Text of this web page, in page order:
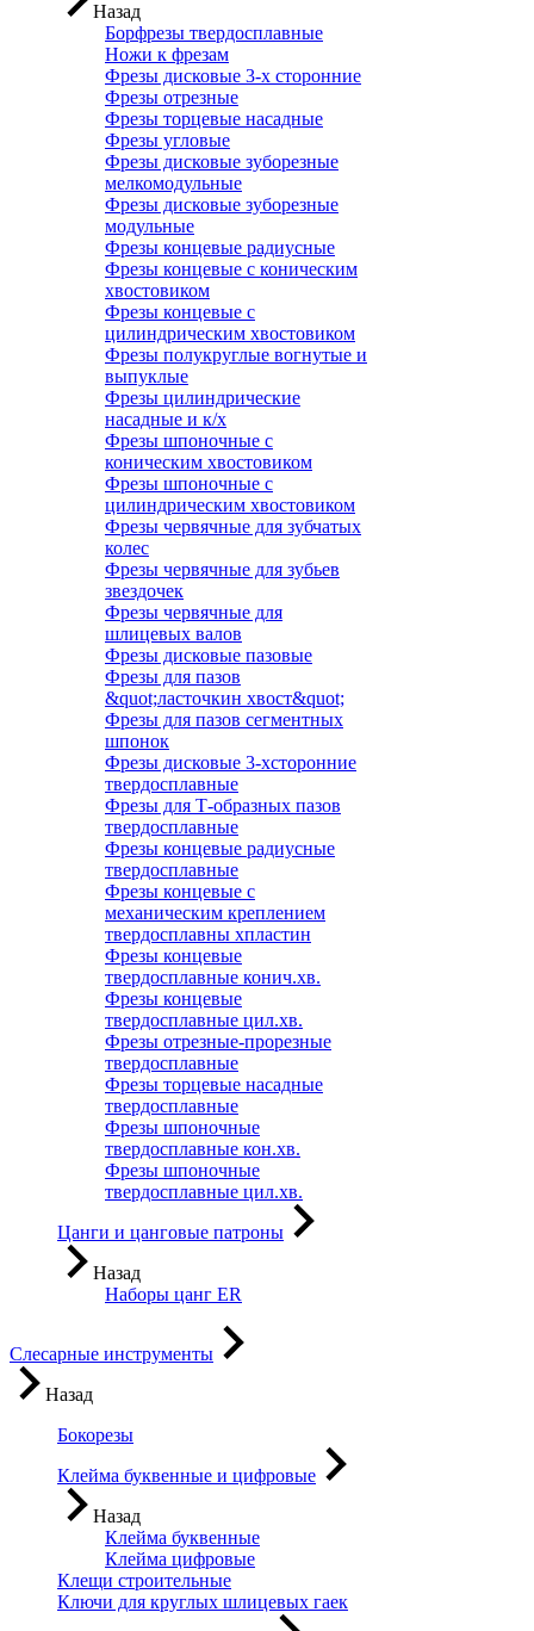
Назад
Борфрезы твердосплавные
Ножи к фрезам
Фрезы дисковые 3-х сторонние
Фрезы отрезные
Фрезы торцевые насадные
Фрезы угловые
Фрезы дисковые зуборезные
мелкомодульные
Фрезы дисковые зуборезные
модульные
Фрезы концевые радиусные
Фрезы концевые с коническим
хвостовиком
Фрезы концевые с
цилиндрическим хвостовиком
Фрезы полукруглые вогнутые и
выпуклые
Фрезы цилиндрические
насадные и к/х
Фрезы шпоночные с
коническим хвостовиком
Фрезы шпоночные с
цилиндрическим хвостовиком
Фрезы червячные для зубчатых
колес
Фрезы червячные для зубьев
звездочек
Фрезы червячные для
шлицевых валов
Фрезы дисковые пазовые
Фрезы для пазов
&quot;ласточкин хвост&quot;
Фрезы для пазов сегментных
шпонок
Фрезы дисковые 3-хсторонние
твердосплавные
Фрезы для Т-образных пазов
твердосплавные
Фрезы концевые радиусные
твердосплавные
Фрезы концевые с
механическим креплением
твердосплавны хпластин
Фрезы концевые
твердосплавные конич.хв.
Фрезы концевые
твердосплавные цил.хв.
Фрезы отрезные-прорезные
твердосплавные
Фрезы торцевые насадные
твердосплавные
Фрезы шпоночные
твердосплавные кон.хв.
Фрезы шпоночные
твердосплавные цил.хв.
Цанги и цанговые патроны
Назад
Наборы цанг ER
Слесарные инструменты
Назад
Бокорезы
Клейма буквенные и цифровые
Назад
Клейма буквенные
Клейма цифровые
Клещи строительные
Ключи для круглых шлицевых гаек